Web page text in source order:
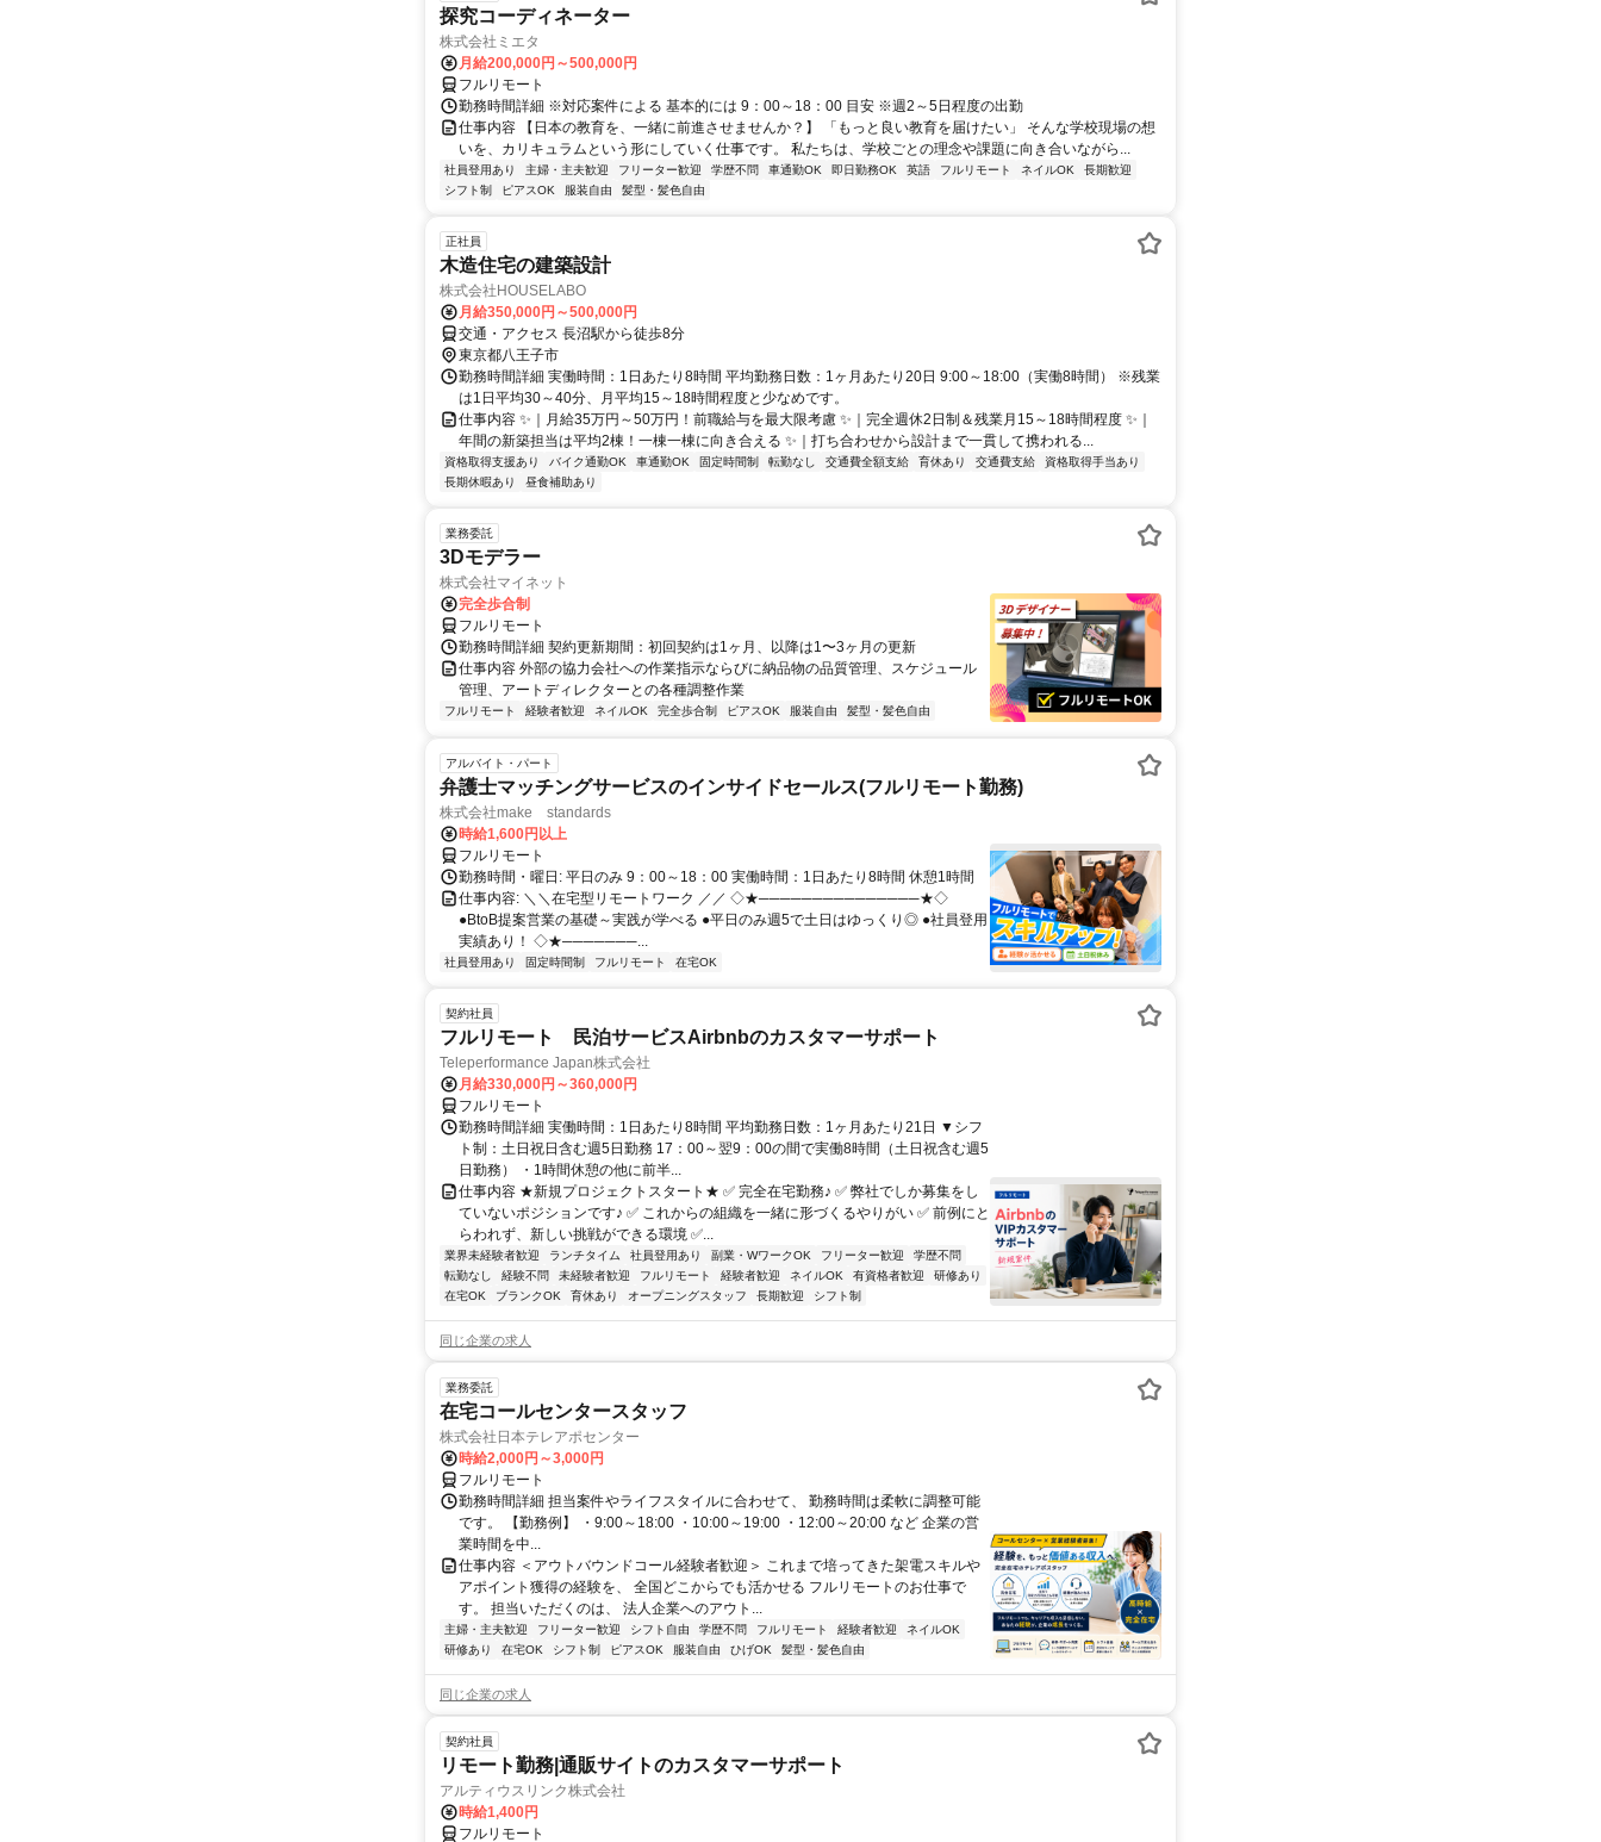
探究コーディネーター
株式会社ミエタ
月給200,000円～500,000円
フルリモート
勤務時間詳細 ※対応案件による 基本的には 9：00～18：00 目安 ※週2～5日程度の出勤
仕事内容 【日本の教育を、一緒に前進させませんか？】 「もっと良い教育を届けたい」 そんな学校現場の想
いを、カリキュラムという形にしていく仕事です。 私たちは、学校ごとの理念や課題に向き合いながら...
社員登用あり 主婦・主夫歓迎 フリーター歓迎 学歴不問 車通勤OK 即日勤務OK 英語 フルリモート ネイルOK
長期歓迎
シフト制
ピアスOK 服装自由 髪型・髪色自由
正社員
木造住宅の建築設計
株式会社HOUSELABO
月給350,000円～500,000円
交通・アクセス 長沼駅から徒歩8分
東京都八王子市
勤務時間詳細 実働時間：1日あたり8時間 平均勤務日数：1ヶ月あたり20日 9:00～18:00（実働8時間） ※残業
は1日平均30～40分、月平均15～18時間程度と少なめです。
仕事内容 ✨｜月給35万円～50万円！前職給与を最大限考慮 ✨｜完全週休2日制＆残業月15～18時間程度 ✨｜
年間の新築担当は平均2棟！一棟一棟に向き合える ✨｜打ち合わせから設計まで一貫して携われる...
資格取得支援あり バイク通勤OK 車通勤OK 固定時間制 転勤なし 交通費全額支給 育休あり 交通費支給
資格取得手当あり
長期休暇あり
昼食補助あり
業務委託
3Dモデラー
株式会社マイネット
完全歩合制
フルリモート
勤務時間詳細 契約更新期間：初回契約は1ヶ月、以降は1〜3ヶ月の更新
仕事内容 外部の協力会社への作業指示ならびに納品物の品質管理、スケジュール
管理、アートディレクターとの各種調整作業
フルリモート 経験者歓迎 ネイルOK 完全歩合制 ピアスOK 服装自由 髪型・髪色自由
アルバイト・パート
弁護士マッチングサービスのインサイドセールス(フルリモート勤務)
株式会社make standards
時給1,600円以上
フルリモート
勤務時間・曜日: 平日のみ 9：00～18：00 実働時間：1日あたり8時間 休憩1時間
仕事内容: ＼＼在宅型リモートワーク ／／ ◇★───────────────★◇
●BtoB提案営業の基礎～実践が学べる ●平日のみ週5で土日はゆっくり◎ ●社員登用
実績あり！ ◇★───────...
社員登用あり 固定時間制 フルリモート 在宅OK
契約社員
フルリモート 民泊サービスAirbnbのカスタマーサポート
Teleperformance Japan株式会社
月給330,000円～360,000円
フルリモート
勤務時間詳細 実働時間：1日あたり8時間 平均勤務日数：1ヶ月あたり21日 ▼シフ
ト制：土日祝日含む週5日勤務 17：00～翌9：00の間で実働8時間（土日祝含む週5
日勤務） ・1時間休憩の他に前半...
仕事内容 ★新規プロジェクトスタート★ ✅ 完全在宅勤務♪ ✅ 弊社でしか募集をし
ていないポジションです♪ ✅ これからの組織を一緒に形づくるやりがい ✅ 前例にと
らわれず、新しい挑戦ができる環境 ✅...
業界未経験者歓迎 ランチタイム 社員登用あり 副業・WワークOK フリーター歓迎
学歴不問
転勤なし
経験不問 未経験者歓迎 フルリモート 経験者歓迎 ネイルOK 有資格者歓迎
研修あり
在宅OK
ブランクOK 育休あり オープニングスタッフ 長期歓迎 シフト制
同じ企業の求人
業務委託
在宅コールセンタースタッフ
株式会社日本テレアポセンター
時給2,000円～3,000円
フルリモート
勤務時間詳細 担当案件やライフスタイルに合わせて、 勤務時間は柔軟に調整可能
です。 【勤務例】 ・9:00～18:00 ・10:00～19:00 ・12:00～20:00 など 企業の営
業時間を中...
仕事内容 ＜アウトバウンドコール経験者歓迎＞ これまで培ってきた架電スキルや
アポイント獲得の経験を、 全国どこからでも活かせる フルリモートのお仕事で
す。 担当いただくのは、 法人企業へのアウト...
主婦・主夫歓迎 フリーター歓迎 シフト自由 学歴不問 フルリモート 経験者歓迎
ネイルOK
研修あり
在宅OK シフト制 ピアスOK 服装自由 ひげOK 髪型・髪色自由
同じ企業の求人
契約社員
リモート勤務|通販サイトのカスタマーサポート
アルティウスリンク株式会社
時給1,400円
フルリモート